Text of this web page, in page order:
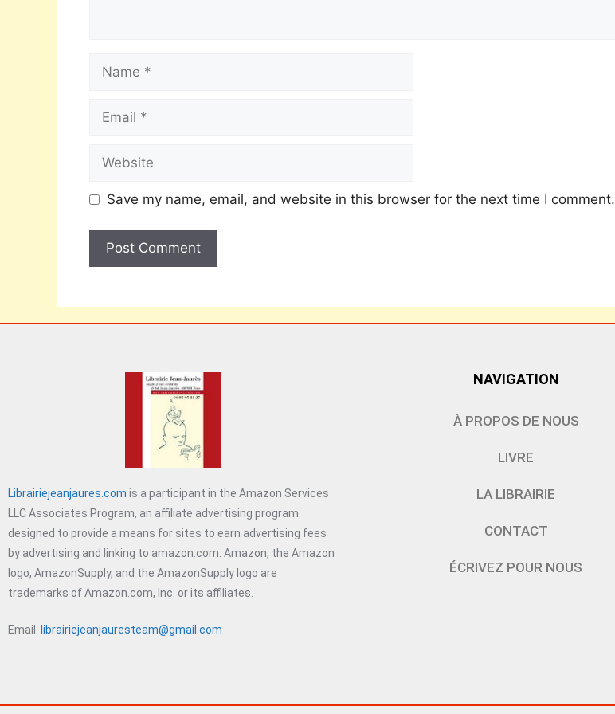
Save my name, email, and website in this browser for the next time I comment.
Librairiejeanjaures.com is a participant in the Amazon Services
LLC Associates Program, an affiliate advertising program
designed to provide a means for sites to earn advertising fees
by advertising and linking to amazon.com. Amazon, the Amazon
logo, AmazonSupply, and the AmazonSupply logo are
trademarks of Amazon.com, Inc. or its affiliates.
Email: librairiejeanjauresteam@gmail.com
NAVIGATION
À PROPOS DE NOUS
LIVRE
LA LIBRAIRIE
CONTACT
ÉCRIVEZ POUR NOUS